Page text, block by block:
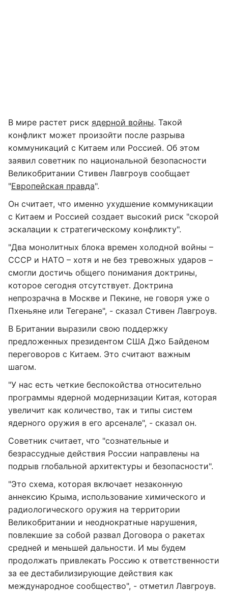
В мире растет риск ядерной войны. Такой
конфликт может произойти после разрыва
коммуникаций с Китаем или Россией. Об этом
заявил советник по национальной безопасности
Великобритании Стивен Лавгроув сообщает
"Европейская правда".
Он считает, что именно ухудшение коммуникации
с Китаем и Россией создает высокий риск "скорой
эскалации к стратегическому конфликту".
"Два монолитных блока времен холодной войны –
СССР и НАТО – хотя и не без тревожных ударов –
смогли достичь общего понимания доктрины,
которое сегодня отсутствует. Доктрина
непрозрачна в Москве и Пекине, не говоря уже о
Пхеньяне или Тегеране", - сказал Стивен Лавгроув.
В Британии выразили свою поддержку
предложенных президентом США Джо Байденом
переговоров с Китаем. Это считают важным
шагом.
"У нас есть четкие беспокойства относительно
программы ядерной модернизации Китая, которая
увеличит как количество, так и типы систем
ядерного оружия в его арсенале", - сказал он.
Советник считает, что "сознательные и
безрассудные действия России направлены на
подрыв глобальной архитектуры и безопасности".
"Это схема, которая включает незаконную
аннексию Крыма, использование химического и
радиологического оружия на территории
Великобритании и неоднократные нарушения,
повлекшие за собой развал Договора о ракетах
средней и меньшей дальности. И мы будем
продолжать привлекать Россию к ответственности
за ее дестабилизирующие действия как
международное сообщество", - отметил Лавгроув.